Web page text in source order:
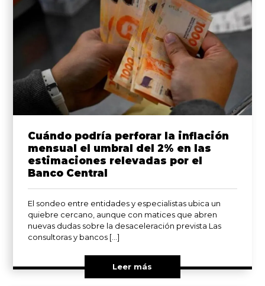
Cuándo podría perforar la inflación
mensual el umbral del 2% en las
estimaciones relevadas por el
Banco Central
El sondeo entre entidades y especialistas ubica un
quiebre cercano, aunque con matices que abren
nuevas dudas sobre la desaceleración prevista Las
consultoras y bancos […]
Leer más